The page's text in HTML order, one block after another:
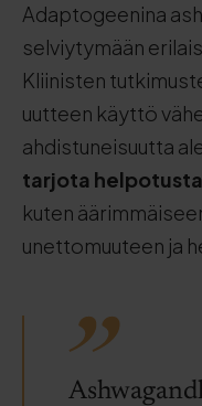
Adaptogeenina
selviytymään
Kliinisten
uutteen käyttö
ahdistuneisuutta
tarjota helpotusta
kuten
unettomuuteen ja